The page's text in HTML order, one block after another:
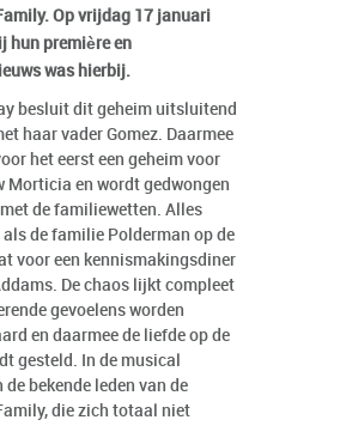
Op vrijdag 17 januari
hun première en
was hierbij.
besluit dit geheim uitsluitend
haar vader Gomez. Daarmee
het eerst een geheim voor
Morticia en wordt gedwongen
de familiewetten. Alles
de familie Polderman op de
voor een kennismakingsdiner
De chaos lijkt compleet
gevoelens worden
en daarmee de liefde op de
gesteld. In de musical
bekende leden van de
die zich totaal niet